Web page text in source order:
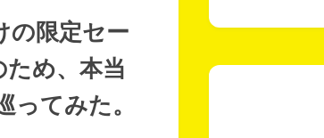
の限定セー
め、本当
てみた。